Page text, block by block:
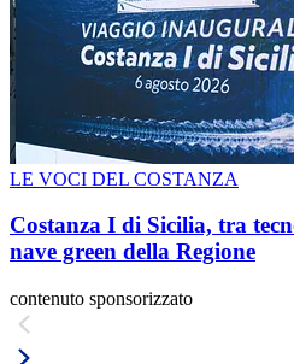
LE VOCI DEL COSTANZA
Costanza I di Sicilia, tra
nave green della Regione
contenuto sponsorizzato